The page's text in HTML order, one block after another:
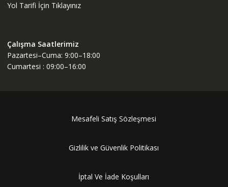
Yol Tarifi İçin Tıklayınız
Çalışma Saatlerimiz
Pazartesi–Cuma: 9:00–18:00
Cumartesi : 09:00–16:00
Mesafeli Satış Sözleşmesi
Gizlilik ve Güvenlik Politikası
İptal Ve İade Koşulları